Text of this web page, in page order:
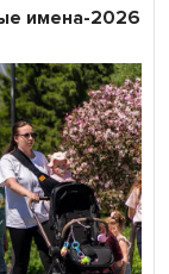
имена-2026